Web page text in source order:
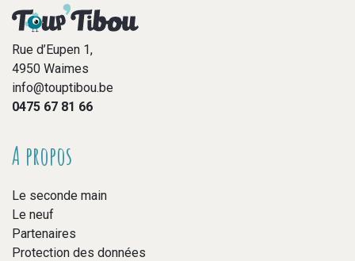
Rue d’Eupen 1,
4950 Waimes
info@touptibou.be
0475 67 81 66
A propos
Le seconde main
Le neuf
Partenaires
Protection des données